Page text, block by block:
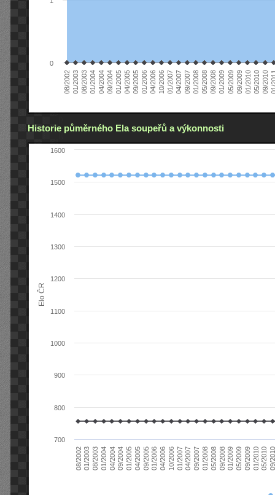
08/200201/200308/200301/200404/200409/200401/200504/200509/200501/200604/200610/200601/200704/200709/200701/200805/200809/200801/200905/200909/200901/201005/201009/2010
0
Historie půměrného Ela soupeřů a výkonnosti
Elo ČR
08/200201/200308/200301/200404/200409/200401/200504/200509/200501/200604/200610/200601/200704/200709/200701/200805/200809/200801/200905/200909/200901/201005/201009/
700
800
900
1000
1100
1200
1300
1400
1500
1600